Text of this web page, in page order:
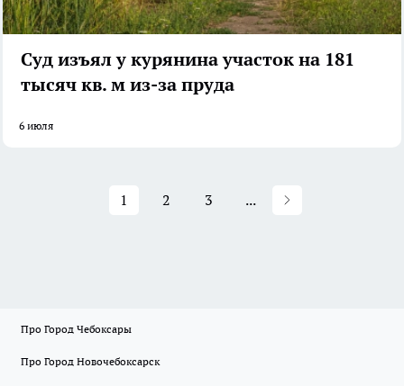
Суд изъял у курянина участок на 181
тысяч кв. м из-за пруда
6 июля
1 2 3 ...
Про Город Чебоксары
Про Город Новочебоксарск